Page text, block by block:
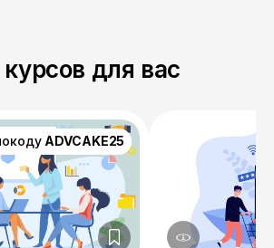
для вас
ADVCAKE25